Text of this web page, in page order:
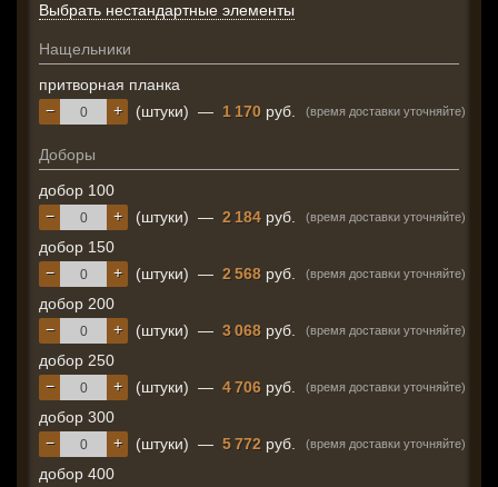
Выбрать нестандартные элементы
Нащельники
притворная планка
+
− (штуки) — 1 170 руб. (время доставки уточняйте)
Доборы
добор 100
+
− (штуки) — 2 184 руб. (время доставки уточняйте)
добор 150
+
− (штуки) — 2 568 руб. (время доставки уточняйте)
добор 200
+
− (штуки) — 3 068 руб. (время доставки уточняйте)
добор 250
+
− (штуки) — 4 706 руб. (время доставки уточняйте)
добор 300
+
− (штуки) — 5 772 руб. (время доставки уточняйте)
добор 400